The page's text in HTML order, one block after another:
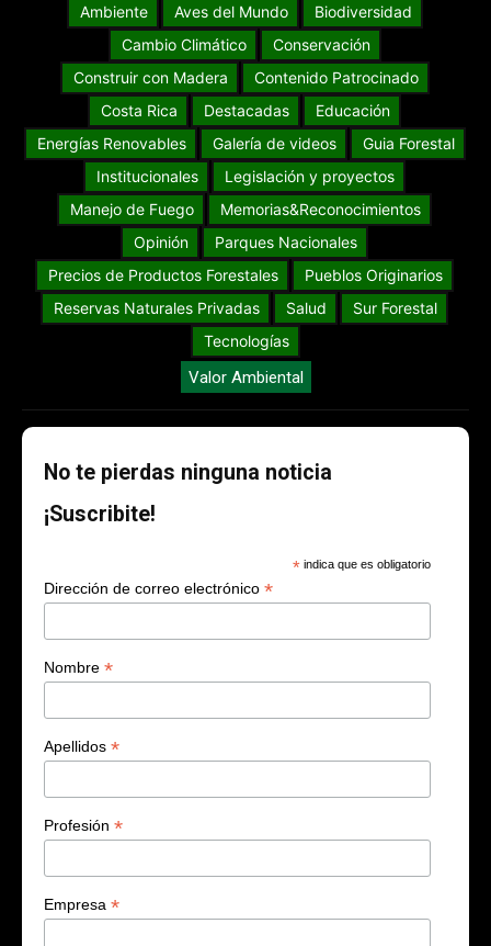
Ambiente
Aves del Mundo
Biodiversidad
Cambio Climático
Conservación
Construir con Madera
Contenido Patrocinado
Costa Rica
Destacadas
Educación
Energías Renovables
Galería de videos
Guia Forestal
Institucionales
Legislación y proyectos
Manejo de Fuego
Memorias&Reconocimientos
Opinión
Parques Nacionales
Precios de Productos Forestales
Pueblos Originarios
Reservas Naturales Privadas
Salud
Sur Forestal
Tecnologías
Valor Ambiental
No te pierdas ninguna noticia
¡Suscribite!
* indica que es obligatorio
Dirección de correo electrónico *
Nombre *
Apellidos *
Profesión *
Empresa *